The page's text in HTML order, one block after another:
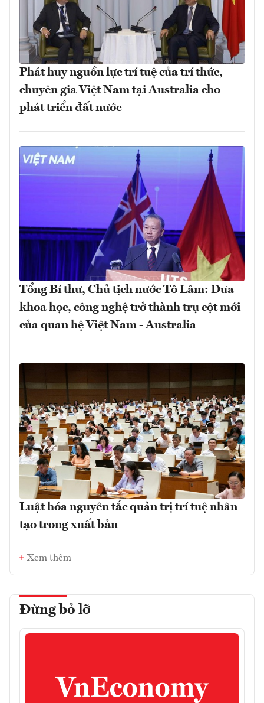
Phát huy nguồn lực trí tuệ của trí thức,
chuyên gia Việt Nam tại Australia cho
phát triển đất nước
Tổng Bí thư, Chủ tịch nước Tô Lâm: Đưa
khoa học, công nghệ trở thành trụ cột mới
của quan hệ Việt Nam - Australia
Luật hóa nguyên tắc quản trị trí tuệ nhân
tạo trong xuất bản
Xem thêm
Đừng bỏ lỡ